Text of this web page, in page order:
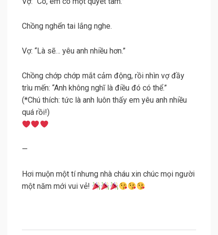
Chồng nghển tai lắng nghe.
Vợ: “Là sẽ… yêu anh nhiều hơn.”
Chồng chớp chớp mắt cảm động, rồi nhìn vợ đầy
trìu mến: “Anh không nghĩ là điều đó có thể.”
(*Chú thích: tức là anh luôn thấy em yêu anh nhiều
quá rồi!)
—
Hơi muộn một tí nhưng nhà cháu xin chúc mọi người
một năm mới vui vẻ!